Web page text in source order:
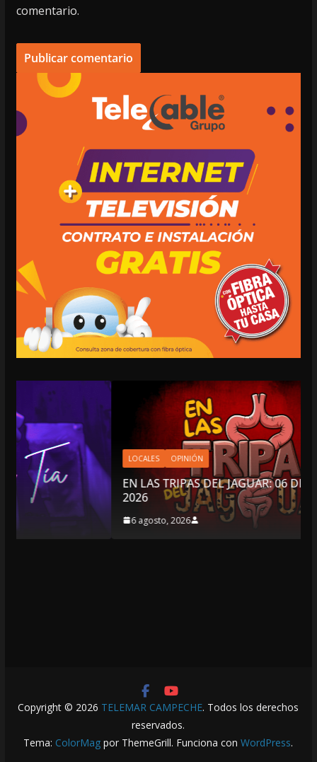
comentario.
LOCALES OPINIÓN
EN LAS TRIPAS DEL JAGUAR: 06 DE AGOSTO DE
2026
6 agosto, 2026
Copyright © 2026 TELEMAR CAMPECHE. Todos los derechos
reservados.
Tema: ColorMag por ThemeGrill. Funciona conWordPress.